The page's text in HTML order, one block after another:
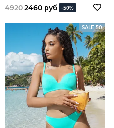
of Colours
4920 2460 руб -50%
SALE 50